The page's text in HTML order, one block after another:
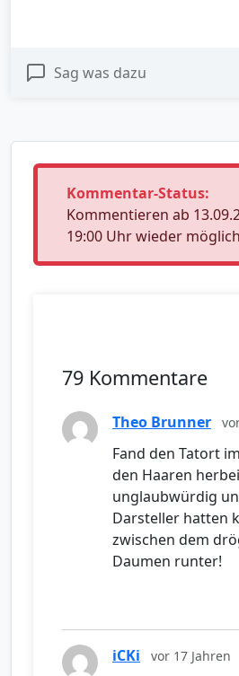
Sag was dazu
Kommentar-Status:
Kommentieren ab
19:00 Uhr wieder
79 Kommentare
Theo Brunner
Fand den Tatort
den Haaren
unglaubwürdig
Darsteller hatten
zwischen dem
Daumen runter!
iCKi vor 17 Jahren